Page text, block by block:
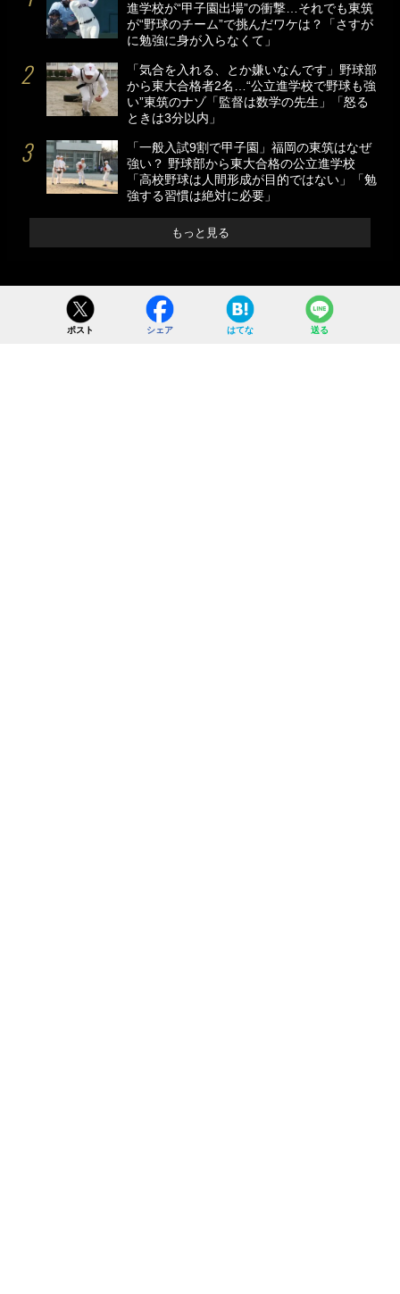
進学校が“甲子園出場”の衝撃…それでも東筑
が“野球のチーム”で挑んだワケは？「さすが
に勉強に身が入らなくて」
「気合を入れる、とか嫌いなんです」野球部
から東大合格者2名…“公立進学校で野球も強
い”東筑のナゾ「監督は数学の先生」「怒る
ときは3分以内」
「一般入試9割で甲子園」福岡の東筑はなぜ
強い？ 野球部から東大合格の公立進学校
「高校野球は人間形成が目的ではない」「勉
強する習慣は絶対に必要」
もっと見る
ポスト シェア はてな 送る